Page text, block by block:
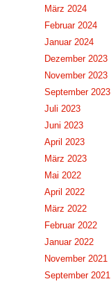
März 2024
Februar 2024
Januar 2024
Dezember 2023
November 2023
September 2023
Juli 2023
Juni 2023
April 2023
März 2023
Mai 2022
April 2022
März 2022
Februar 2022
Januar 2022
November 2021
September 2021